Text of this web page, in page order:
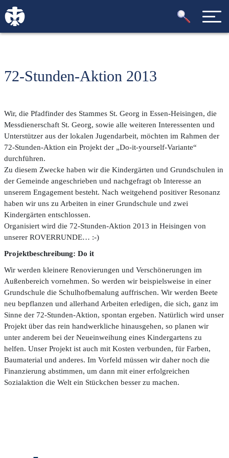
72-Stunden-Aktion 2013
Wir, die Pfadfinder des Stammes St. Georg in Essen-Heisingen, die
Messdienerschaft St. Georg, sowie alle weiteren Interessenten und
Unterstützer aus der lokalen Jugendarbeit, möchten im Rahmen der
72-Stunden-Aktion ein Projekt der „Do-it-yourself-Variante“
durchführen.
Zu diesem Zwecke haben wir die Kindergärten und Grundschulen in
der Gemeinde angeschrieben und nachgefragt ob Interesse an
unserem Engagement besteht. Nach weitgehend positiver Resonanz
haben wir uns zu Arbeiten in einer Grundschule und zwei
Kindergärten entschlossen.
Organisiert wird die 72-Stunden-Aktion 2013 in Heisingen von
unserer ROVERRUNDE… :-)
Projektbeschreibung: Do it
Wir werden kleinere Renovierungen und Verschönerungen im
Außenbereich vornehmen. So werden wir beispielsweise in einer
Grundschule die Schulhofbemalung auffrischen. Wir werden Beete
neu bepflanzen und allerhand Arbeiten erledigen, die sich, ganz im
Sinne der 72-Stunden-Aktion, spontan ergeben. Natürlich wird unser
Projekt über das rein handwerkliche hinausgehen, so planen wir
unter anderem bei der Neueinweihung eines Kindergartens zu
helfen. Unser Projekt ist auch mit Kosten verbunden, für Farben,
Baumaterial und anderes. Im Vorfeld müssen wir daher noch die
Finanzierung abstimmen, um dann mit einer erfolgreichen
Sozialaktion die Welt ein Stückchen besser zu machen.